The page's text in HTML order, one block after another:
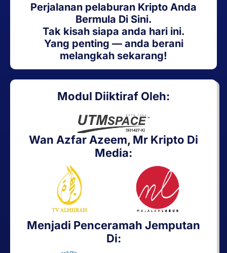
Perjalanan pelaburan Kripto Anda
Bermula Di Sini.
Tak kisah siapa anda hari ini.
Yang penting — anda berani
melangkah sekarang!
Modul Diiktiraf Oleh:
Wan Azfar Azeem, Mr Kripto Di
Media:
Menjadi Penceramah Jemputan
Di: